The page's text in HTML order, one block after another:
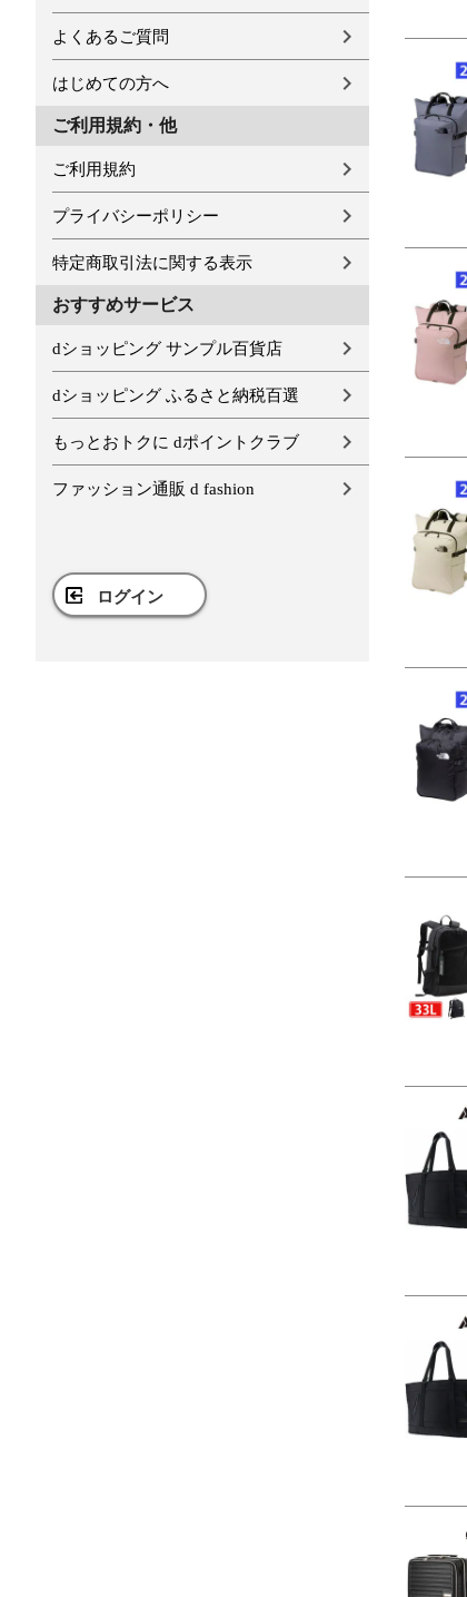
よくあるご質問
はじめての方へ
ご利用規約・他
ご利用規約
プライバシーポリシー
特定商取引法に関する表示
おすすめサービス
dショッピング サンプル百貨店
dショッピング ふるさと納税百選
もっとおトクに dポイントクラブ
ファッション通販 d fashion
ログイン